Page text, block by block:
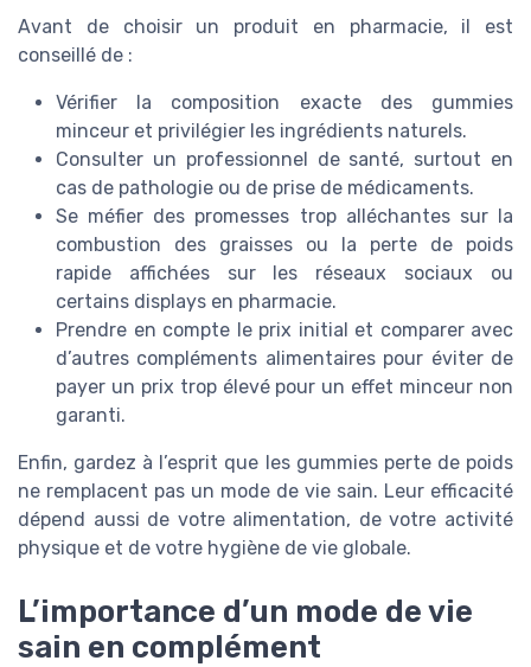
Avant de choisir un produit en pharmacie, il est
conseillé de :
Vérifier la composition exacte des gummies
minceur et privilégier les ingrédients naturels.
Consulter un professionnel de santé, surtout en
cas de pathologie ou de prise de médicaments.
Se méfier des promesses trop alléchantes sur la
combustion des graisses ou la perte de poids
rapide affichées sur les réseaux sociaux ou
certains displays en pharmacie.
Prendre en compte le prix initial et comparer avec
d’autres compléments alimentaires pour éviter de
payer un prix trop élevé pour un effet minceur non
garanti.
Enfin, gardez à l’esprit que les gummies perte de poids
ne remplacent pas un mode de vie sain. Leur efficacité
dépend aussi de votre alimentation, de votre activité
physique et de votre hygiène de vie globale.
L’importance d’un mode de vie
sain en complément